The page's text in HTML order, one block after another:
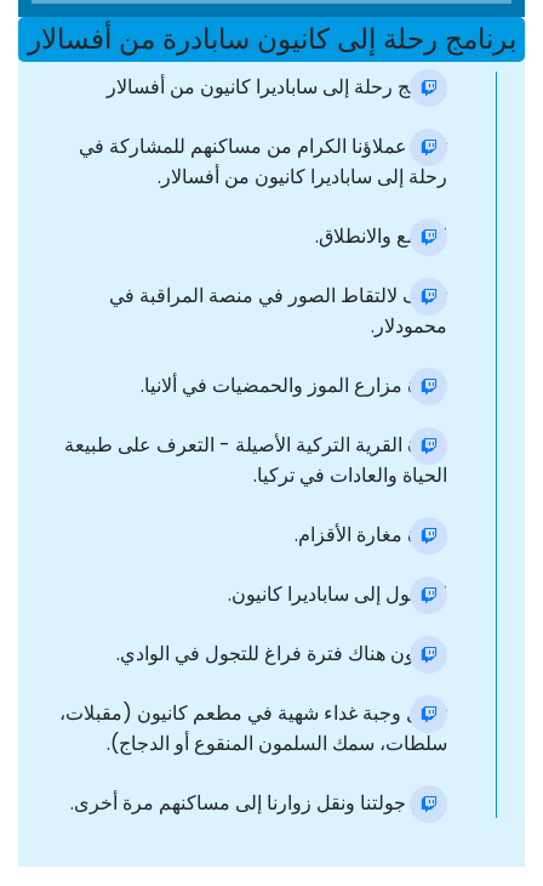
برنامج رحلة إلى كانيون سابادرة من أفسالار
برنامج رحلة إلى ساباديرا كانيون من أفسالار
تنقل عملاؤنا الكرام من مساكنهم للمشاركة في
رحلة إلى ساباديرا كانيون من أفسالار.
التجمع والانطلاق.
توقف لالتقاط الصور في منصة المراقبة في
محمودلار.
زيارة مزارع الموز والحمضيات في ألانيا.
زيارة القرية التركية الأصيلة - التعرف على طبيعة
الحياة والعادات في تركيا.
زيارة مغارة الأقزام.
الوصول إلى ساباديرا كانيون.
ستكون هناك فترة فراغ للتجول في الوادي.
تناول وجبة غداء شهية في مطعم كانيون (مقبلات،
سلطات، سمك السلمون المنقوع أو الدجاج).
ختام جولتنا ونقل زوارنا إلى مساكنهم مرة أخرى.